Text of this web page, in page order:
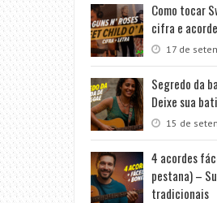
Como tocar
cifra e
17 de
Segredo da
Deixe sua
15 de
4 acordes
pestana) –
tradicionais